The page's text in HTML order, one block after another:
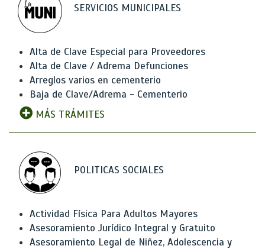
SERVICIOS MUNICIPALES
Alta de Clave Especial para Proveedores
Alta de Clave / Adrema Defunciones
Arreglos varios en cementerio
Baja de Clave/Adrema - Cementerio
MÁS TRÁMITES
POLITICAS SOCIALES
Actividad Física Para Adultos Mayores
Asesoramiento Jurídico Integral y Gratuito
Asesoramiento Legal de Niñez, Adolescencia y